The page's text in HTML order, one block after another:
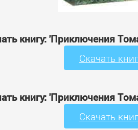
книгу: 'Приключения
Скачать
книгу: 'Приключения
Скачать